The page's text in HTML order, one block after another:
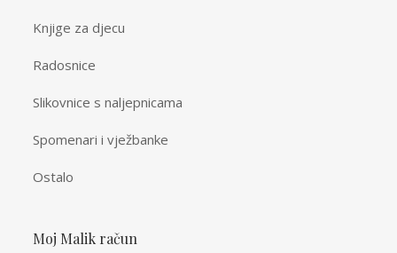
Knjige za djecu
Radosnice
Slikovnice s naljepnicama
Spomenari i vježbanke
Ostalo
Moj Malik račun